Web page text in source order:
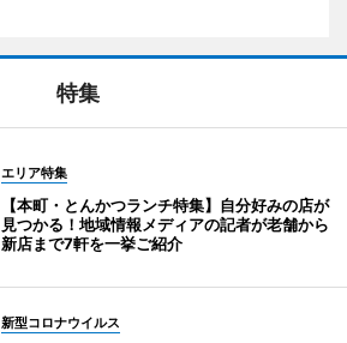
特集
エリア特集
【本町・とんかつランチ特集】自分好みの店が
見つかる！地域情報メディアの記者が老舗から
新店まで7軒を一挙ご紹介
新型コロナウイルス